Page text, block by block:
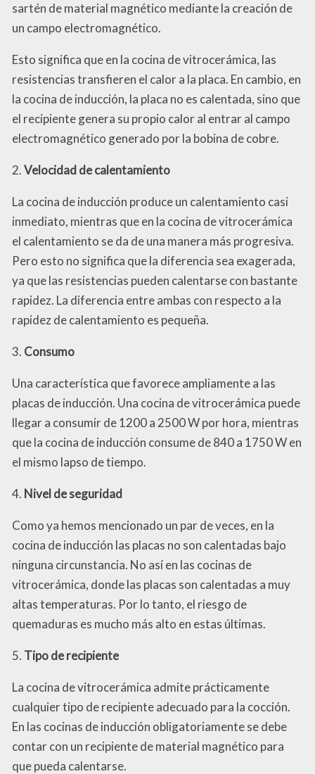
sartén de material magnético mediante la creación de
un campo electromagnético.
Esto significa que en la cocina de vitrocerámica, las
resistencias transfieren el calor a la placa. En cambio, en
la cocina de inducción, la placa no es calentada, sino que
el recipiente genera su propio calor al entrar al campo
electromagnético generado por la bobina de cobre.
2.Velocidad de calentamiento
La cocina de inducción produce un calentamiento casi
inmediato, mientras que en la cocina de vitrocerámica
el calentamiento se da de una manera más progresiva.
Pero esto no significa que la diferencia sea exagerada,
ya que las resistencias pueden calentarse con bastante
rapidez. La diferencia entre ambas con respecto a la
rapidez de calentamiento es pequeña.
3. Consumo
Una característica que favorece ampliamente a las
placas de inducción. Una cocina de vitrocerámica puede
llegar a consumir de 1200 a 2500 W por hora, mientras
que la cocina de inducción consume de 840 a 1750 W en
el mismo lapso de tiempo.
4. Nivel de seguridad
Como ya hemos mencionado un par de veces, en la
cocina de inducción las placas no son calentadas bajo
ninguna circunstancia. No así en las cocinas de
vitrocerámica, donde las placas son calentadas a muy
altas temperaturas. Por lo tanto, el riesgo de
quemaduras es mucho más alto en estas últimas.
5. Tipo de recipiente
La cocina de vitrocerámica admite prácticamente
cualquier tipo de recipiente adecuado para la cocción.
En las cocinas de inducción obligatoriamente se debe
contar con un recipiente de material magnético para
que pueda calentarse.